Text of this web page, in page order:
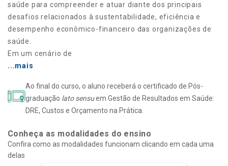
saúde para compreender e atuar diante dos principais
desafios relacionados à sustentabilidade, eficiência e
desempenho econômico-financeiro das organizações de
saúde.
Em um cenário de
...mais
Ao final do curso, o aluno receberá o certificado de Pós-
graduação lato sensuem Gestão de Resultados em Saúde:
DRE, Custos e Orçamento na Prática.
Conheça as modalidades do ensino
Confira como as modalidades funcionam clicando em cada uma
delas